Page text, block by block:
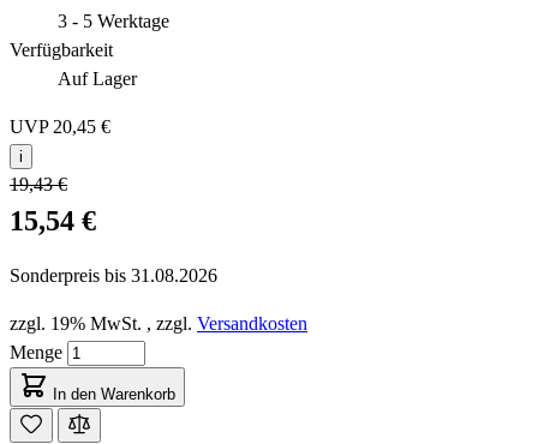
3 - 5 Werktage
Verfügbarkeit
Auf Lager
UVP 20,45 €
i
19,43 €
15,54 €
Sonderpreis bis 31.08.2026
zzgl. 19% MwSt. , zzgl. Versandkosten
Menge
In den Warenkorb